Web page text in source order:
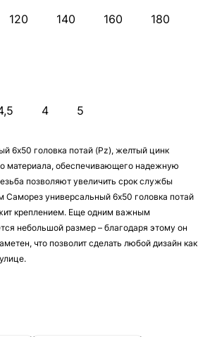
120 140 160 180
4 5
6х50 головка потай (Pz), желтый цинк
материала, обеспечивающего надежную
позволяют увеличить срок службы
Саморез универсальный 6х50 головка потай
креплением. Еще одним важным
небольшой размер – благодаря этому он
что позволит сделать любой дизайн как